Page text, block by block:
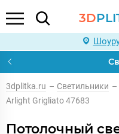
3D
3dplitka.ru – Светильники –
Arlight Grigliato 47683
Потолочный